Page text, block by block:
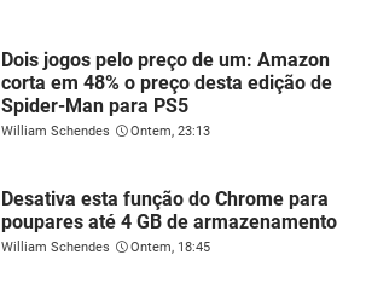
Dois jogos pelo preço de um: Amazon
corta em 48% o preço desta edição de
Spider-Man para PS5
William Schendes Ontem, 23:13
Desativa esta função do Chrome para
poupares até 4 GB de armazenamento
William Schendes Ontem, 18:45